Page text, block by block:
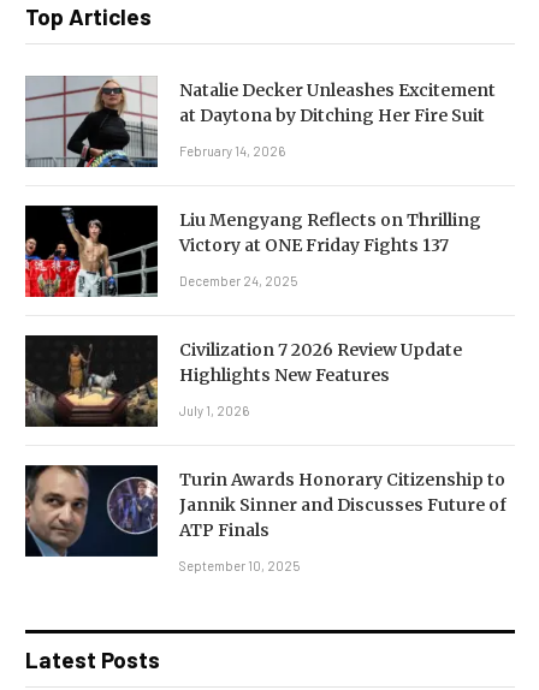
Top Articles
Natalie Decker Unleashes Excitement
at Daytona by Ditching Her Fire Suit
February 14, 2026
Liu Mengyang Reflects on Thrilling
Victory at ONE Friday Fights 137
December 24, 2025
Civilization 7 2026 Review Update
Highlights New Features
July 1, 2026
Turin Awards Honorary Citizenship to
Jannik Sinner and Discusses Future of
ATP Finals
September 10, 2025
Latest Posts